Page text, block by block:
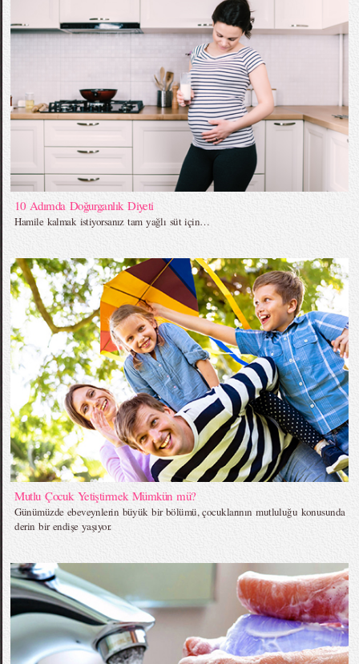
10 Adımda Doğurganlık Diyeti
Hamile kalmak istiyorsanız tam yağlı süt için…
Mutlu Çocuk Yetiştirmek Mümkün mü?
Günümüzde ebeveynlerin büyük bir bölümü, çocuklarının mutluluğu konusunda
derin bir endişe yaşıyor.